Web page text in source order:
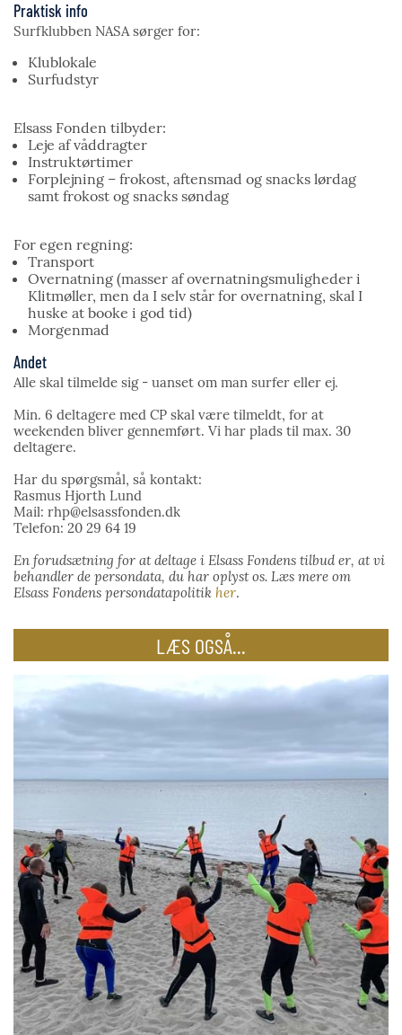
Praktisk info
Surfklubben NASA sørger for:
Klublokale
Surfudstyr
Elsass Fonden tilbyder:
Leje af våddragter
Instruktørtimer
Forplejning – frokost, aftensmad og snacks lørdag
samt frokost og snacks søndag
For egen regning:
Transport
Overnatning (masser af overnatningsmuligheder i
Klitmøller, men da I selv står for overnatning, skal I
huske at booke i god tid)
Morgenmad
Andet
Alle skal tilmelde sig - uanset om man surfer eller ej.
Min. 6 deltagere med CP skal være tilmeldt, for at
weekenden bliver gennemført. Vi har plads til max. 30
deltagere.
Har du spørgsmål, så kontakt:
Rasmus Hjorth Lund
Mail: rhp@elsassfonden.dk
Telefon: 20 29 64 19
En forudsætning for at deltage i Elsass Fondens tilbud er, at vi
behandler de persondata, du har oplyst os. Læs mere om
Elsass Fondens persondatapolitik her.
LÆS OGSÅ...